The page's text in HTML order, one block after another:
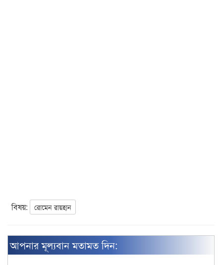
বিষয়: রোমেন রায়হান
আপনার মূল্যবান মতামত দিন: